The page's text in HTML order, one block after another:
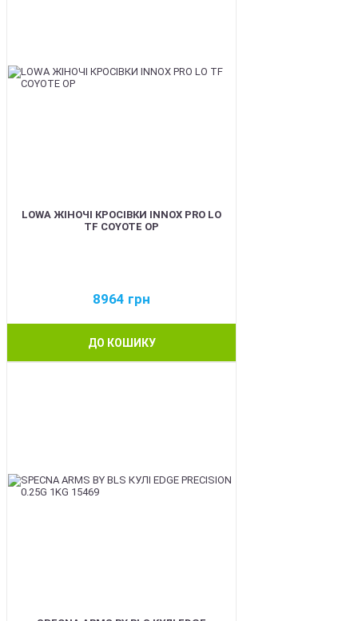
LOWA ЖІНОЧІ КРОСІВКИ INNOX PRO LO
TF COYOTE OP
8964 грн
ДО КОШИКУ